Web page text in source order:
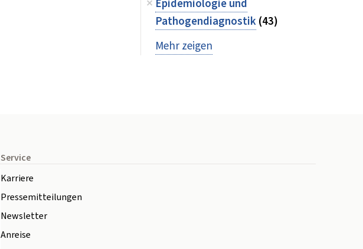
Epidemiologie und
Pathogendiagnostik(43)
Mehr zeigen
Service
Karriere
Pressemitteilungen
Newsletter
Anreise